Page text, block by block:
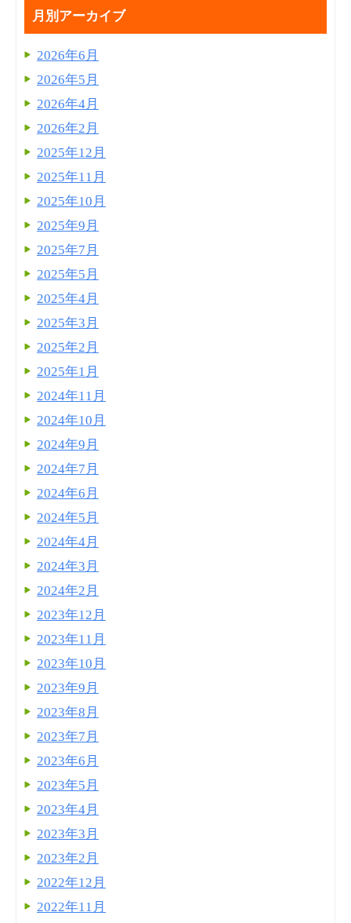
月別アーカイブ
2026年6月
2026年5月
2026年4月
2026年2月
2025年12月
2025年11月
2025年10月
2025年9月
2025年7月
2025年5月
2025年4月
2025年3月
2025年2月
2025年1月
2024年11月
2024年10月
2024年9月
2024年7月
2024年6月
2024年5月
2024年4月
2024年3月
2024年2月
2023年12月
2023年11月
2023年10月
2023年9月
2023年8月
2023年7月
2023年6月
2023年5月
2023年4月
2023年3月
2023年2月
2022年12月
2022年11月